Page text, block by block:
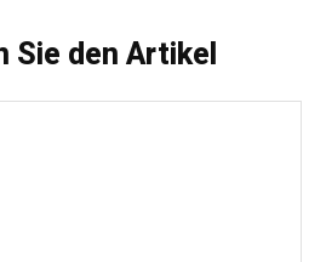
Sie den Artikel